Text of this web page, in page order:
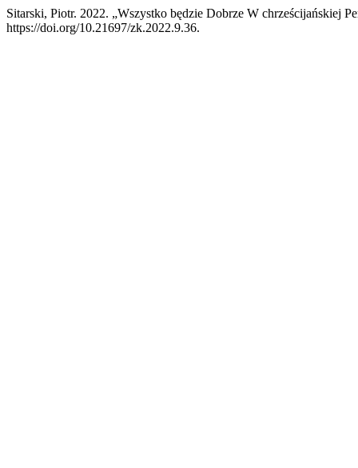
Sitarski, Piotr. 2022. „Wszystko będzie Dobrze W chrześcijańskiej
https://doi.org/10.21697/zk.2022.9.36.